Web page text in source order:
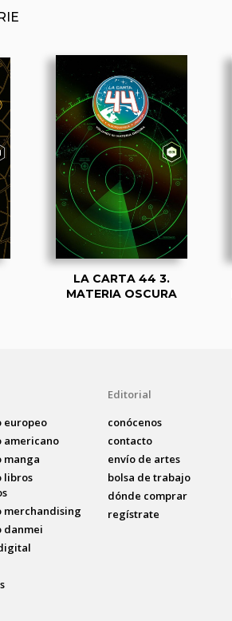
LA CARTA 44 3.
MATERIA OSCURA
europeo
americano
manga
libros
merchandising
danmei
Editorial
conócenos
contacto
envío de artes
bolsa de trabajo
dónde comprar
regístrate